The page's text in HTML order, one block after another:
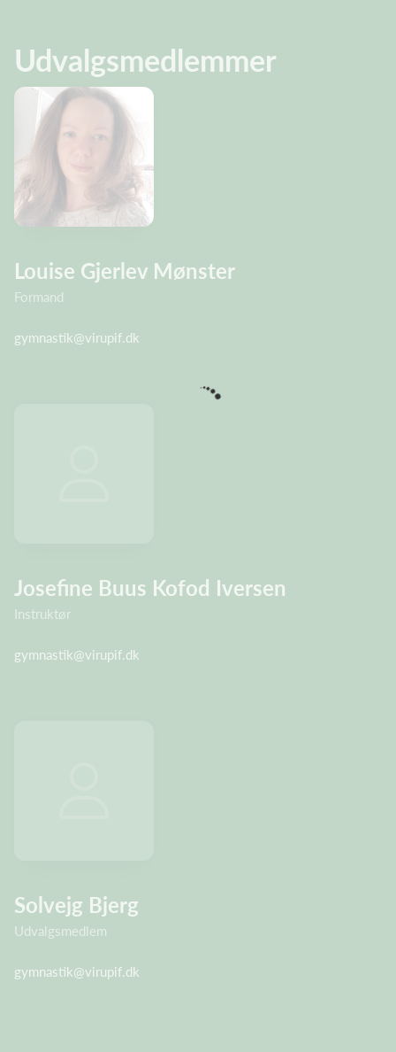
Udvalgsmedlemmer
Louise Gjerlev Mønster
Formand
gymnastik@virupif.dk
Josefine Buus Kofod Iversen
Instruktør
gymnastik@virupif.dk
Solvejg Bjerg
Udvalgsmedlem
gymnastik@virupif.dk